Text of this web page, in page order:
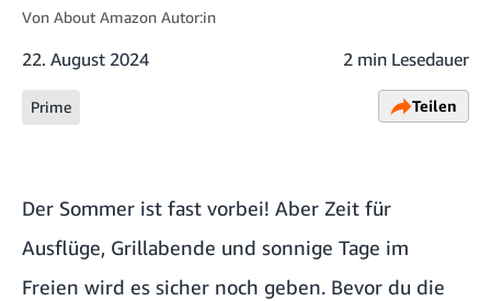
Von About Amazon Autor:in
22. August 2024 2 min Lesedauer
Prime Teilen
Der Sommer ist fast vorbei! Aber Zeit für
Ausflüge, Grillabende und sonnige Tage im
Freien wird es sicher noch geben. Bevor du die